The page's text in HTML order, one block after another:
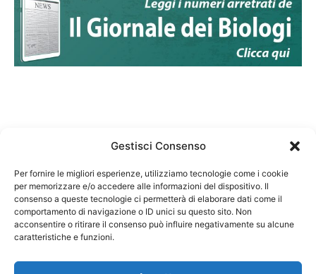
Gestisci Consenso
Per fornire le migliori esperienze, utilizziamo tecnologie come i cookie
per memorizzare e/o accedere alle informazioni del dispositivo. Il
consenso a queste tecnologie ci permetterà di elaborare dati come il
comportamento di navigazione o ID unici su questo sito. Non
acconsentire o ritirare il consenso può influire negativamente su alcune
caratteristiche e funzioni.
Federazione Nazionale Degli Ordini dei Biologi:
codice fiscale 80069130583
Responsabile sito internet www.fnob.it: